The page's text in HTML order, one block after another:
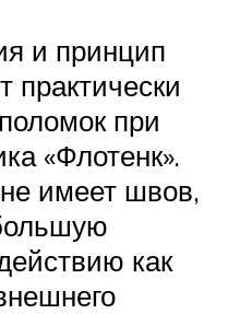
и принцип
практически
при
«Флотенк».
имеет швов,
как